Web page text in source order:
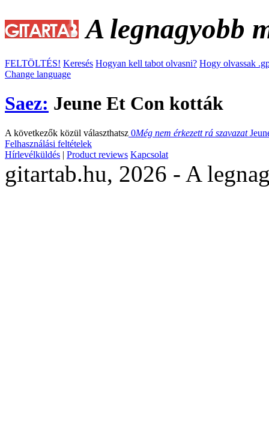
A legnagyobb
FELTÖLTÉS! Keresés Hogyan kell tabot olvasni? Hogy olvassak
Change language
Saez: Jeune Et Con kották
A következők közül választhatsz 0Még nem érkezett rá szavazat
Felhasználási feltételek
Hírlevélküldés | Product reviews Kapcsolat
gitartab.hu, 2026 - A